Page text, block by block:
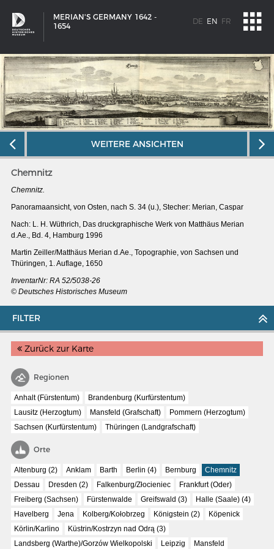
MERIAN'S GERMANY 1642 -
1654
DE EN FR
Milestones in the history of European shipbuilding
MERIAN'S GERMANY 1642 - 1654
Interaktive Karte
Image gallery
Imprint
FILTER
Zurück zur Karte
Regionen
Anhalt (Fürstentum)
Brandenburg (Kurfürstentum)
Lausitz (Herzogtum)
Mansfeld (Grafschaft)
Pommern (Herzogtum)
Sachsen (Kurfürstentum)
Thüringen (Landgrafschaft)
Orte
Altenburg (2) Anklam Barth Berlin (4) Bernburg
Chemnitz
Dessau
Dresden (2) Falkenburg/Złocieniec
Frankfurt (Oder)
Freiberg (Sachsen)
Fürstenwalde Greifswald (3)
Halle (Saale) (4)
Havelberg
Jena Kolberg/Kołobrzeg Königstein (2)
Köpenick
Körlin/Karlino
Küstrin/Kostrzyn nad Odrą (3)
Landsberg (Warthe)/Gorzów Wielkopolski
Leipzig Mansfeld
WEITERE ANSICHTEN
Chemnitz
Chemnitz.
Panoramaansicht, von Osten, nach S. 34 (u.), Stecher: Merian, Caspar
Nach: L. H. Wüthrich, Das druckgraphische Werk von Matthäus Merian
d.Ae., Bd. 4, Hamburg 1996
Martin Zeiller/Matthäus Merian d.Ae., Topographie, von Sachsen und
Thüringen, 1. Auflage, 1650
InventarNr: RA 52/5038-26
© Deutsches Historisches Museum